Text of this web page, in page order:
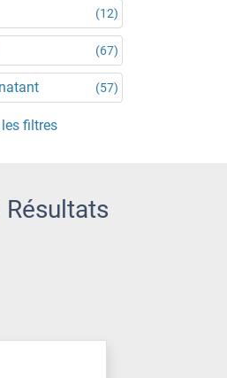
(12)
(67)
(57)
filtres
Résultats